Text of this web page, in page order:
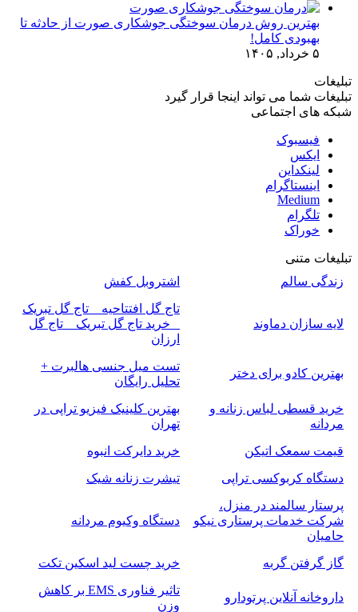
بهترین روش درمان سوختگی جوشکاری صورت از حادثه تا
بهبودی کامل!
۵ خرداد, ۱۴۰۵
تبلیغات
تبلیغات شما می تواند اینجا قرار گیرد
شبکه های اجتماعی
فیسبوک
ایکس
لینکداین
اینستاگرام
Medium
تلگرام
خوراک
تبلیغات متنی
زندگی سالم
اشتروبل کفش
لایه سازان دماوند
تاج گل افتتاحیه _ تاج گل تبریک
_ خرید تاج گل تبریک _ تاج گل
ارزان
بهترین کادو برای دختر
تست میل جنسی هالبرت +
تحلیل رایگان
خرید قسطی لباس زنانه و
مردانه
بهترین کلینیک فیزیو تراپی در
تهران
قیمت سمعک اتیکن
خرید دایرکت انبوه
دستگاه کربوکسی تراپی
تیشرت زنانه شیک
پرستار سالمند در منزل،
شرکت خدمات پرستاری نیکو
حامیان
دستگاه وکیوم مردانه
گاز گرفتن گربه خرید چست لید اسکین تکت
داروخانه آنلاین پرتودارو
تاثیر فناوری EMS بر کاهش
وزن